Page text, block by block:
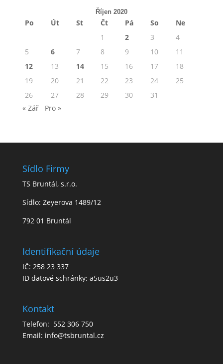
Říjen 2020
Po Út St Čt Pá So
Ne
1
2 3
4
5
6 7 8 9 10
11
12
13 14 15 16 17
18
19
20 21 22 23 24
25
26
27 28 29 30
31
« Zář
Pro »
Sídlo Firmy
TS Bruntál, s.r.o.
Sídlo: Zeyerova 1489/12
792 01 Bruntál
Identifikační údaje
IČ: 258 23 337
ID datové schránky: a5us2u3
Kontakt
Telefon: 552 306 750
Email: info@tsbruntal.cz